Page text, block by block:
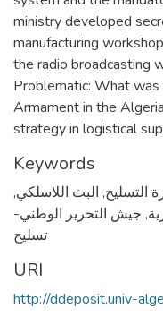
ministry developed
manufacturing
the radio broadcasting
Problematic: What
Armament in the
strategy in logistical
Keywords
التسليح, البث اللاسلكي,
, جيش التحرير الوطني-
تسليح
URI
http://ddeposit.univ-